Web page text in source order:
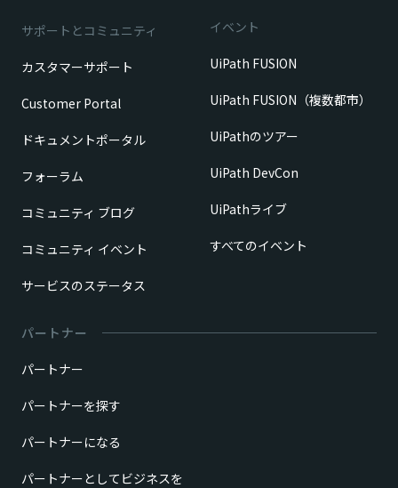
サポートとコミュニティ
カスタマーサポート
Customer Portal
ドキュメントポータル
フォーラム
コミュニティ ブログ
コミュニティ イベント
サービスのステータス
イベント
UiPath FUSION
UiPath FUSION（複数都市）
UiPathのツアー
UiPath DevCon
UiPathライブ
すべてのイベント
パートナー
パートナー
パートナーを探す
パートナーになる
パートナーとしてビジネスを